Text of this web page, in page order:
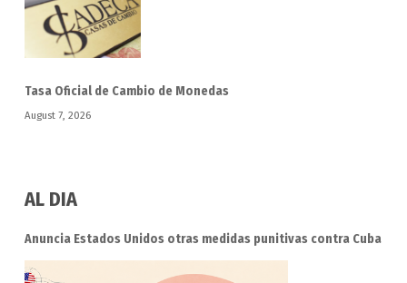
Tasa Oficial de Cambio de Monedas
August 7, 2026
AL DIA
Anuncia Estados Unidos otras medidas punitivas contra Cuba